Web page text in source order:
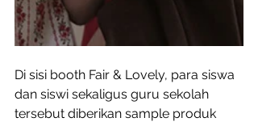
Di sisi booth Fair & Lovely, para siswa
dan siswi sekaligus guru sekolah
tersebut diberikan sample produk